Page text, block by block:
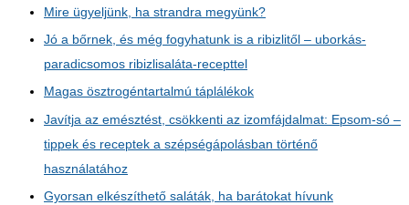
Mire ügyeljünk, ha strandra megyünk?
Jó a bőrnek, és még fogyhatunk is a ribizlitől – uborkás-
paradicsomos ribizlisaláta-recepttel
Magas ösztrogéntartalmú táplálékok
Javítja az emésztést, csökkenti az izomfájdalmat: Epsom-só –
tippek és receptek a szépségápolásban történő
használatához
Gyorsan elkészíthető saláták, ha barátokat hívunk